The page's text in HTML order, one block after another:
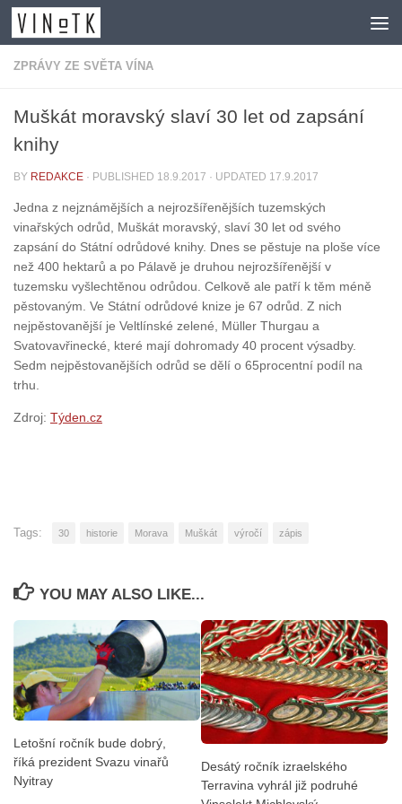
Skip to content
ZPRÁVY ZE SVĚTA VÍNA
Muškát moravský slaví 30 let od zapsání
knihy
BY REDAKCE · PUBLISHED 18.9.2017 · UPDATED 17.9.2017
Jedna z nejznámějších a nejrozšířenějších tuzemských
vinařských odrůd, Muškát moravský, slaví 30 let od svého
zapsání do Státní odrůdové knihy. Dnes se pěstuje na ploše více
než 400 hektarů a po Pálavě je druhou nejrozšířenější v
tuzemsku vyšlechtěnou odrůdou. Celkově ale patří k těm méně
pěstovaným. Ve Státní odrůdové knize je 67 odrůd. Z nich
nejpěstovanější je Veltlínské zelené, Müller Thurgau a
Svatovavřinecké, které mají dohromady 40 procent výsadby.
Sedm nejpěstovanějších odrůd se dělí o 65procentní podíl na
trhu.
Zdroj: Týden.cz
Tags: 30 historie Morava Muškát výročí zápis
YOU MAY ALSO LIKE...
Letošní ročník bude dobrý,
říká prezident Svazu vinařů
Nyitray
Desátý ročník izraelského
Terravina vyhrál již podruhé